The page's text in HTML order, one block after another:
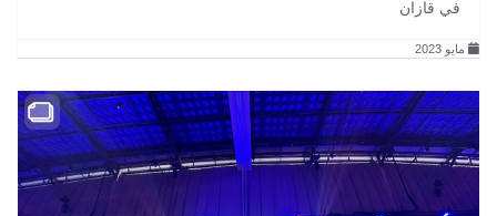
في قازان
مايو 2023